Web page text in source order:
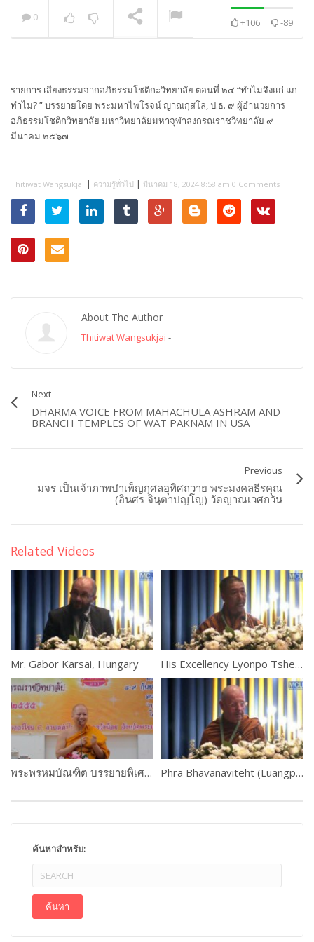
0 +106 -89
รายการ เสียงธรรมจากอภิธรรมโชติกะวิทยาลัย ตอนที่ ๒๔ “ทำไมจึงแก่ แก่
ทำไม? ” บรรยายโดย พระมหาไพโรจน์ ญาณกุสโล, ป.ธ. ๙ ผู้อำนวยการ
อภิธรรมโชติกวิทยาลัย มหาวิทยาลัยมหาจุฬาลงกรณราชวิทยาลัย ๙
มีนาคม ๒๕๖๗
Thitiwat Wangsukjai | ความรู้ทั่วไป | มีนาคม 18, 2024 8:58 am 0 Comments
About The Author
Thitiwat Wangsukjai -
Next
DHARMA VOICE FROM MAHACHULA ASHRAM AND
BRANCH TEMPLES OF WAT PAKNAM IN USA
Previous
มจร เป็นเจ้าภาพบำเพ็ญกุศลอุทิศถวาย พระมงคลธีรคุณ
(อินศร จินฺตาปญโญ) วัดญาณเวศกวัน
Related Videos
Mr. Gabor Karsai, Hungary His Excellency Lyonpo Tshering Wangchuk, Bhutan
พระพรหมบัณฑิต บรรยายพิเศษในงานอบรมครูสอนศีลธรรมในโรงเรียน Phra Bhavanaviteht (Luangpor Khammadhammo)
ค้นหาสำหรับ: